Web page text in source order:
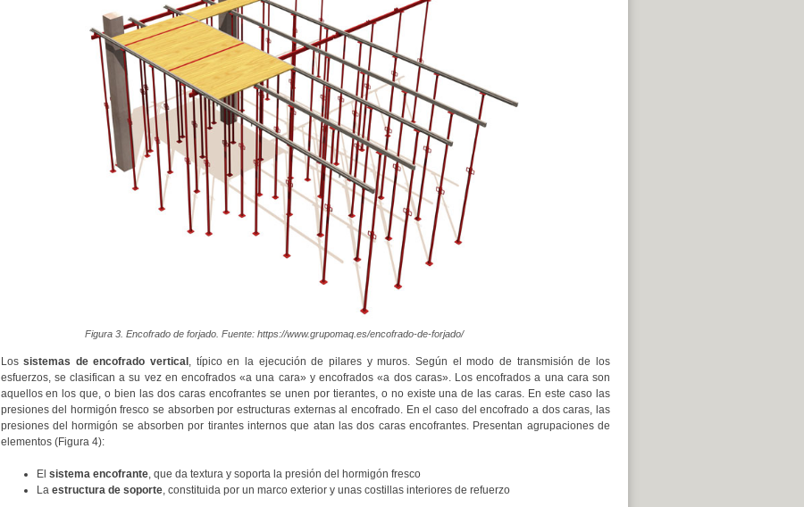
Figura 3. Encofrado de forjado. Fuente: https://www.grupomaq.es/encofrado-de-forjado/
Lossistemas de encofrado vertical , típico en la ejecución de pilares y muros. Según el modo de transmisión de los
esfuerzos, se clasifican a su vez en encofrados «a una cara» y encofrados «a dos caras». Los encofrados a una cara son
aquellos en los que, o bien las dos caras encofrantes se unen por tierantes, o no existe una de las caras. En este caso las
presiones del hormigón fresco se absorben por estructuras externas al encofrado. En el caso del encofrado a dos caras, las
presiones del hormigón se absorben por tirantes internos que atan las dos caras encofrantes. Presentan agrupaciones de
elementos (Figura 4):
El sistema encofrante, que da textura y soporta la presión del hormigón fresco
La estructura de soporte, constituida por un marco exterior y unas costillas interiores de refuerzo